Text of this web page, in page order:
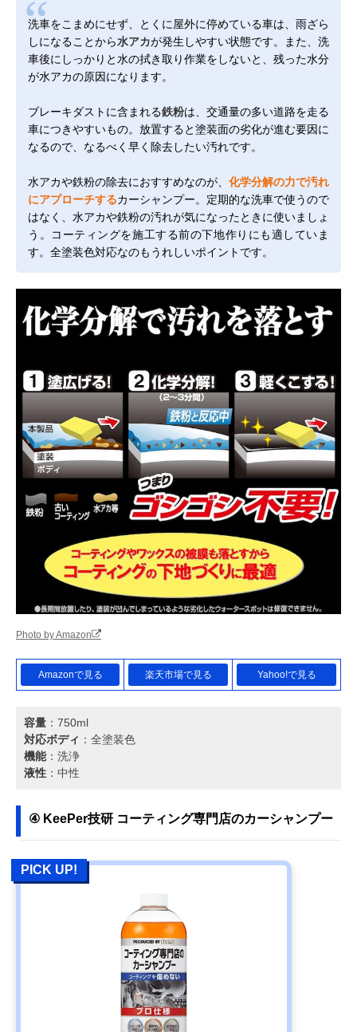
洗車をこまめにせず、とくに屋外に停めている車は、雨ざら
しになることから水アカが発生しやすい状態です。また、洗
車後にしっかりと水の拭き取り作業をしないと、残った水分
が水アカの原因になります。
ブレーキダストに含まれる鉄粉は、交通量の多い道路を走る
車につきやすいもの。放置すると塗装面の劣化が進む要因に
なるので、なるべく早く除去したい汚れです。
水アカや鉄粉の除去におすすめなのが、 化学分解の力で汚れ
にアプローチするカーシャンプー。定期的な洗車で使うので
はなく、水アカや鉄粉の汚れが気になったときに使いましょ
う。コーティングを施工する前の下地作りにも適していま
す。全塗装色対応なのもうれしいポイントです。
Photo by Amazon
Amazonで見る 楽天市場で見る Yahoo!で見る
容量 ：750ml
対応ボディ ：全塗装色
機能：洗浄
液性 ：中性
④ KeePer技研 コーティング専門店のカーシャンプー
PICK UP!